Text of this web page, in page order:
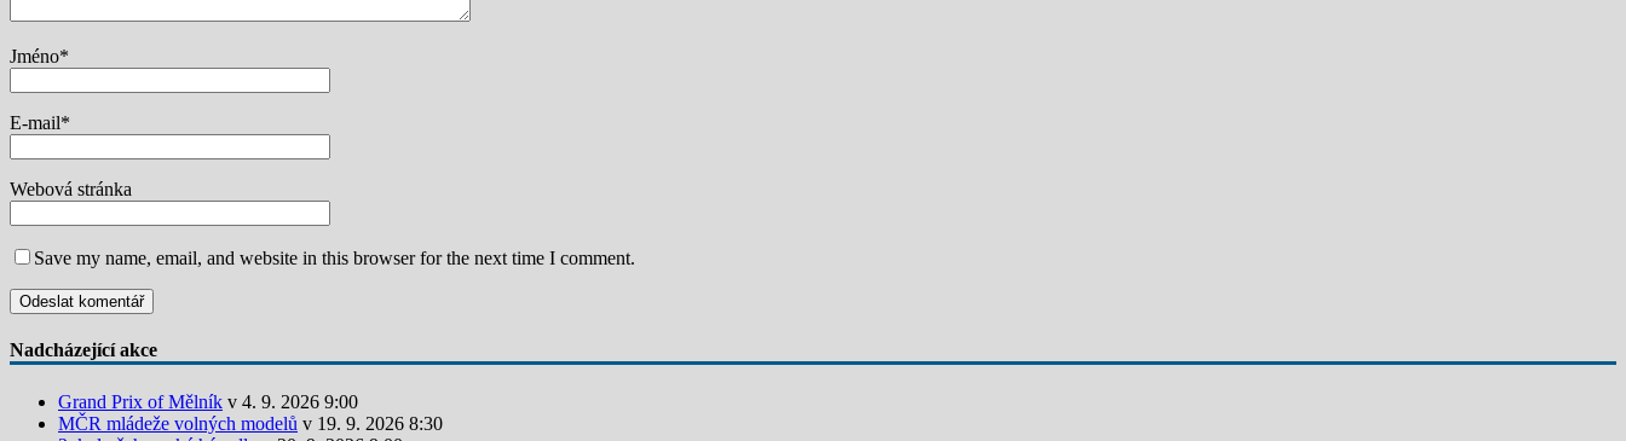
Jméno*
E-mail*
Webová stránka
Save my name, email, and website in this browser for the next time I comment.
Nadcházející akce
Grand Prix of Mělník v 4. 9. 2026 9:00
MČR mládeže volných modelů v 19. 9. 2026 8:30